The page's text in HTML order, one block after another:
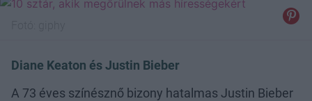
Diane Keaton és Justin Bieber
A 73 éves színésznő bizony hatalmas Justin Bieber